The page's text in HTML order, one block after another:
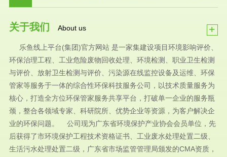
关于我们 About us +
乐鱼线上平台(集团)官方网站 是一家集建设项目环境影响评价、
环保治理工程、工业危险废物回收处理、环境检测、职业卫生检测
与评价、放射卫生检测与评价、污染源在线监控设备及运维、环保
管家等服务于一体的综合性环保科技服务公司，以技术质量服务为
核心，打造全方位环保管家服务共享平台，打破单一企业的服务瓶
颈，整合各领域专家、科研院所、优势企业等资源，为客户解决企
业的环保问题。 公司现为广东省环境保护产业协会会员单位，先
后获得了市环境保护工程技术资格证书、工业废水处理处置二级、
生活污水处理处置二级，广东省市场监管管理局颁发的CMA资质，